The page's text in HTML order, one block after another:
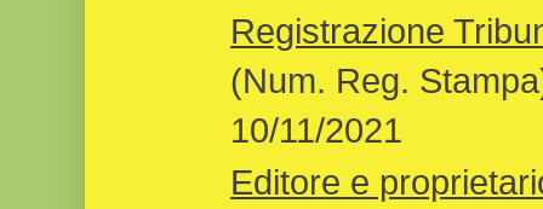
Registrazione
(Num. Reg.
10/11/2021
Editore e